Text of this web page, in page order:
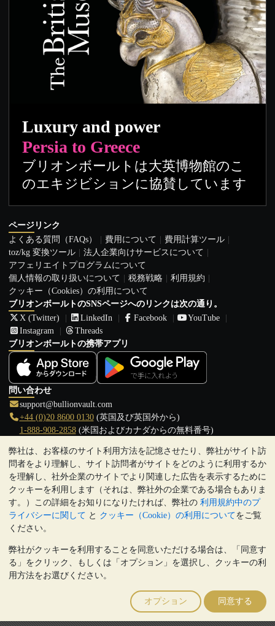
弊社は、お客様のサイト利用方法を記憶させたり、弊社がサイト訪
問者をより理解し、サイト訪問者がサイトをどのように利用するか
を理解し、社外企業のサイトでより関連した広告を表示するために
クッキーを利用します（それは、弊社外の企業である場合もありま
す。）この詳細をお知りになりたければ、弊社の 利用規約中のプ
ライバシーに関して と クッキー（Cookie）の利用についてをご覧
ください。
弊社がクッキーを利用することを同意いただける場合は、「同意す
る」をクリック、もしくは「オプション」を選択し、クッキーの利
用方法をお選びください。
オプション 同意する
Luxury and power
Persia to Greece
ブリオンボールトは大英博物館のこ
のエキジビションに協賛しています
ページリンク
よくある質問（FAQs）
費用について
費用計算ツール
toz/kg 変換ツール
法人企業向けサービスについて
アフェリエイトプログラムについて
個人情報の取り扱いについて
税務戦略
利用規約
クッキー（Cookies）の利用について
ブリオンボールトのSNSページへのリンクは次の通り。
X (Twitter)
LinkedIn Facebook
YouTube
Instagram
Threads
ブリオンボールトの携帯アプリ
問い合わせ
support@bullionvault.com
+44 (0)20 8600 0130(英国及び英国外から)
1-888-908-2858(米国およびカナダからの無料番号)
クリックして通話を開始
営業時間:
9:00～20:30 (英国), 月曜日から金曜日
17:00～2:30（日本時間）, 月曜日から金曜日
Galmarley Ltd T/A BullionVault
3 Shortlands (7th Floor)
London
W6 8DA
United Kingdom
貴金属の価値は下落することもあれば上昇することもありま
す。過去の傾向は、将来の価格の動きを保証するものではありませ
ん。BullionVaultのウェブサイト上、もしくはBullionVaultとのコミ